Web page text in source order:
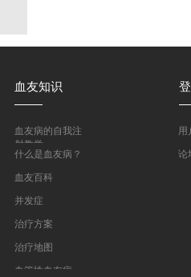
血友知识
血友病的自我注
射教学
什么是血友病？
血友百科
并发症
治疗方案
治疗地图
血管性血友病
用
论